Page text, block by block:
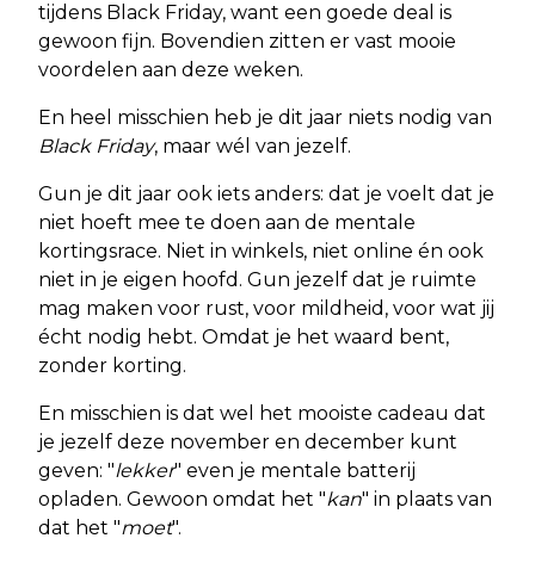
tijdens Black Friday, want een goede deal is
gewoon fijn. Bovendien zitten er vast mooie
voordelen aan deze weken.
En heel misschien heb je dit jaar niets nodig van
Black Friday, maar wél van jezelf.
Gun je dit jaar ook iets anders: dat je voelt dat je
niet hoeft mee te doen aan de mentale
kortingsrace. Niet in winkels, niet online én ook
niet in je eigen hoofd. Gun jezelf dat je ruimte
mag maken voor rust, voor mildheid, voor wat jij
écht nodig hebt. Omdat je het waard bent,
zonder korting.
En misschien is dat wel het mooiste cadeau dat
je jezelf deze november en december kunt
geven: "lekker" even je mentale batterij
opladen. Gewoon omdat het "kan" in plaats van
dat het "moet".